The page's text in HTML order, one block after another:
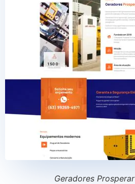
Geradores Prosperar